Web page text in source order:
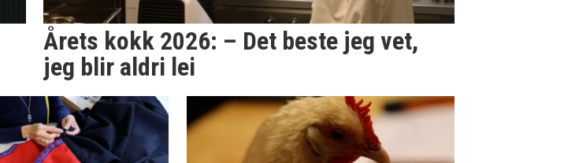
Årets kokk 2026: – Det beste jeg vet,
jeg blir aldri lei